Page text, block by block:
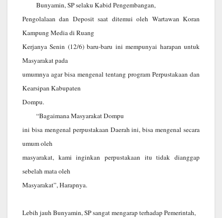
Bunyamin, SP selaku Kabid Pengembangan,
Pengolalaan dan Deposit saat ditemui oleh Wartawan Koran
Kampung Media di Ruang
Kerjanya Senin (12/6) baru-baru ini mempunyai harapan untuk
Masyarakat pada
umumnya agar bisa mengenal tentang program Perpustakaan dan
Kearsipan Kabupaten
Dompu.
“Bagaimana Masyarakat Dompu
ini bisa mengenal perpustakaan Daerah ini, bisa mengenal secara
umum oleh
masyarakat, kami inginkan perpustakaan itu tidak dianggap
sebelah mata oleh
Masyarakat”, Harapnya.
Lebih jauh Bunyamin, SP sangat mengarap terhadap Pemerintah,